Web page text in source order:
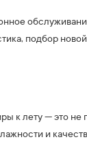
подбор
к лету — это
и